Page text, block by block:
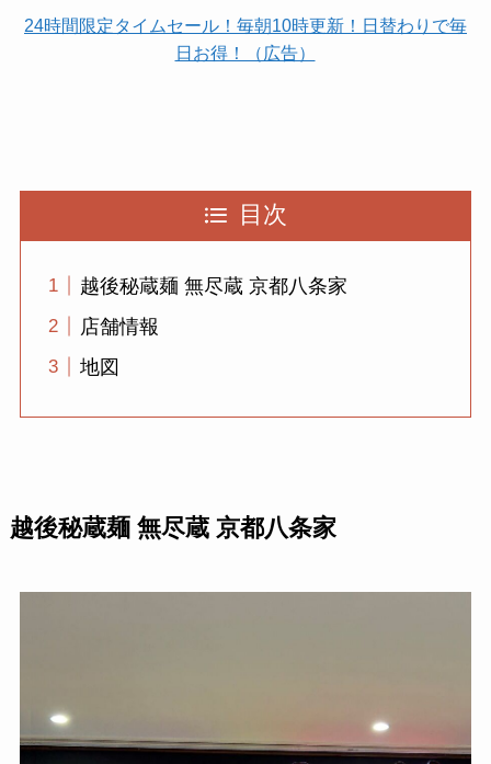
24時間限定タイムセール！毎朝10時更新！日替わりで毎
日お得！（広告）
目次
越後秘蔵麺 無尽蔵 京都八条家
店舗情報
地図
越後秘蔵麺 無尽蔵 京都八条家